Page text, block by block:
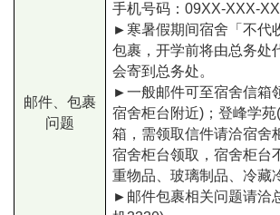
邮件、包裹
问题
手机号码：09XX-XXX-
► 寒暑假期间宿舍「不代
包裹，开学前将由总务处
会寄到总务处。
►一般邮件可至宿舍信箱
宿舍柜台附近)；登峰学
箱，需领取信件请洽宿舍
宿舍柜台领取，宿舍柜台
重物品、玻璃制品、冷藏
► 邮件包裹相关问题请洽